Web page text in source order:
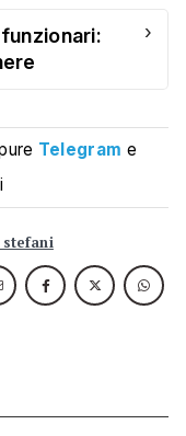
›
Telegram e
stefani